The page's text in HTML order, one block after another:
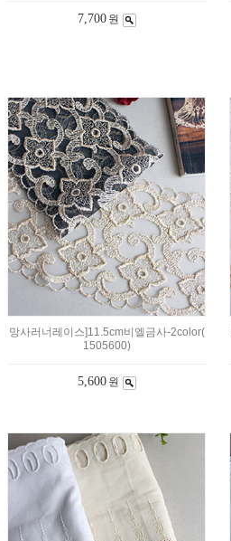
7,700 원
망사러너레이스]11.5cm비엘금사-2color(
1505600)
5,600 원